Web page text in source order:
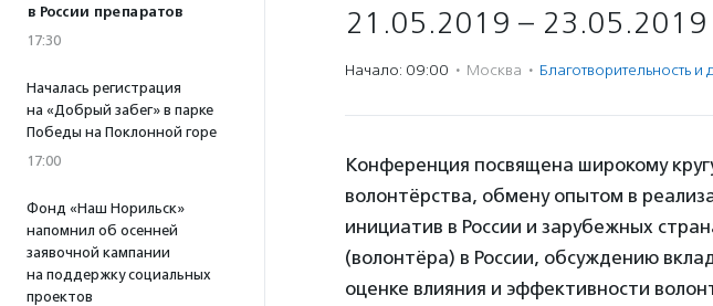
в России препаратов
17:30
Началась регистрация
на «Добрый забег» в парке
Победы на Поклонной горе
17:00
Фонд «Наш Норильск»
напомнил об осенней
заявочной кампании
на поддержку социальных
проектов
21.05.2019 – 23.05.2019
Начало: 09:00 · Москва · Благотвори­тель­ность
Конференция посвящена широкому
волонтёрства, обмену опытом в
инициатив в России и зарубежных
(волонтёра) в России, обсуждению
оценке влияния и эффективности